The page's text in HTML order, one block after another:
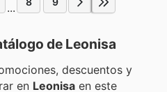
...
de Leonisa
descuentos y
en Leonisa en este